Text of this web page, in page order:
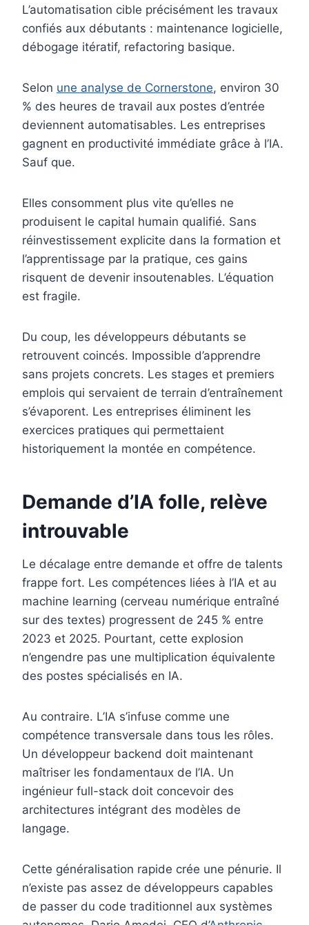
L’automatisation cible précisément les travaux
confiés aux débutants : maintenance logicielle,
débogage itératif, refactoring basique.
Selon une analyse de Cornerstone, environ 30
% des heures de travail aux postes d’entrée
deviennent automatisables. Les entreprises
gagnent en productivité immédiate grâce à l’IA.
Sauf que.
Elles consomment plus vite qu’elles ne
produisent le capital humain qualifié. Sans
réinvestissement explicite dans la formation et
l’apprentissage par la pratique, ces gains
risquent de devenir insoutenables. L’équation
est fragile.
Du coup, les développeurs débutants se
retrouvent coincés. Impossible d’apprendre
sans projets concrets. Les stages et premiers
emplois qui servaient de terrain d’entraînement
s’évaporent. Les entreprises éliminent les
exercices pratiques qui permettaient
historiquement la montée en compétence.
Demande d’IA folle, relève
introuvable
Le décalage entre demande et offre de talents
frappe fort. Les compétences liées à l’IA et au
machine learning (cerveau numérique entraîné
sur des textes) progressent de 245 % entre
2023 et 2025. Pourtant, cette explosion
n’engendre pas une multiplication équivalente
des postes spécialisés en IA.
Au contraire. L’IA s’infuse comme une
compétence transversale dans tous les rôles.
Un développeur backend doit maintenant
maîtriser les fondamentaux de l’IA. Un
ingénieur full-stack doit concevoir des
architectures intégrant des modèles de
langage.
Cette généralisation rapide crée une pénurie. Il
n’existe pas assez de développeurs capables
de passer du code traditionnel aux systèmes